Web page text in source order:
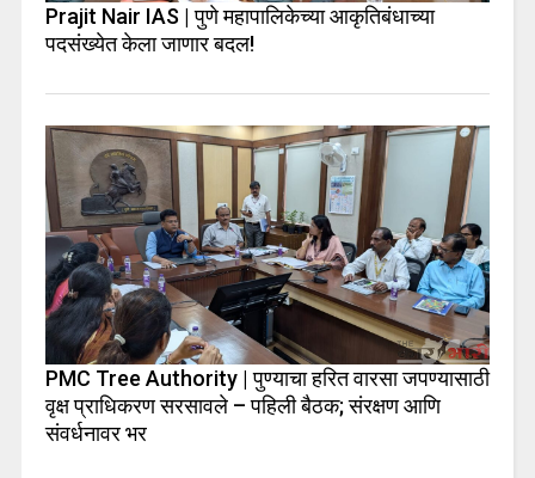
Prajit Nair IAS | पुणे महापालिकेच्या आकृतिबंधाच्या
पदसंख्येत केला जाणार बदल!
PMC Tree Authority | पुण्याचा हरित वारसा जपण्यासाठी
वृक्ष प्राधिकरण सरसावले – पहिली बैठक; संरक्षण आणि
संवर्धनावर भर